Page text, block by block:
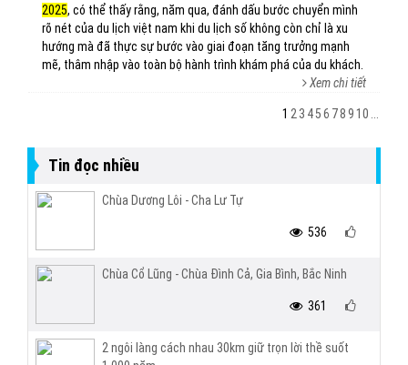
2025, có thể thấy rằng, năm qua, đánh dấu bước chuyển mình
rõ nét của du lịch việt nam khi du lịch số không còn chỉ là xu
hướng mà đã thực sự bước vào giai đoạn tăng trưởng mạnh
mẽ, thâm nhập vào toàn bộ hành trình khám phá của du khách.
Xem chi tiết
1 2 3 456 789 10
Tin đọc nhiều
Chùa Dương Lôi - Cha Lư Tự
536
Chùa Cổ Lũng - Chùa Đình Cả, Gia Bình, Bắc Ninh
361
2 ngôi làng cách nhau 30km giữ trọn lời thề suốt